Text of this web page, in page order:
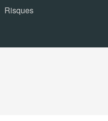
Risques